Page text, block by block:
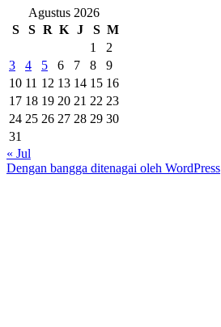
Agustus 2026
S
S R K J S M
1
2
3
4 5 6 7 8
9
10 11 12 13 14 15 16
17 18 19 20 21 22 23
24 25 26 27 28 29 30
31
« Jul
Dengan bangga ditenagai oleh WordPress